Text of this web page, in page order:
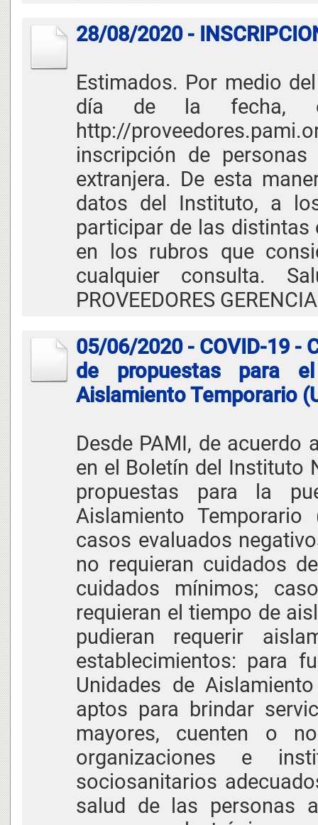
28/08/2020 -
Estimados. Por medio
día de la fecha, el
http://
inscripción de
extranjera. De esta
datos del Instituto, a
participar de las distintas
en los rubros que
cualquier consulta.
PROVEEDORES
05/06/2020 - COVID-19 -
de propuestas para
Aislamiento Temporario​
Desde PAMI, de
en el ​Boletín del Instituto
propuestas para la
Aislamiento
casos evaluados
no requieran cuidados
cuidados mínimos;
requieran el tiempo de
pudieran requerir
establecimientos: para
Unidades de
aptos para brindar
mayores, cuenten o
organizaciones e
sociosanitarios
salud de las personas